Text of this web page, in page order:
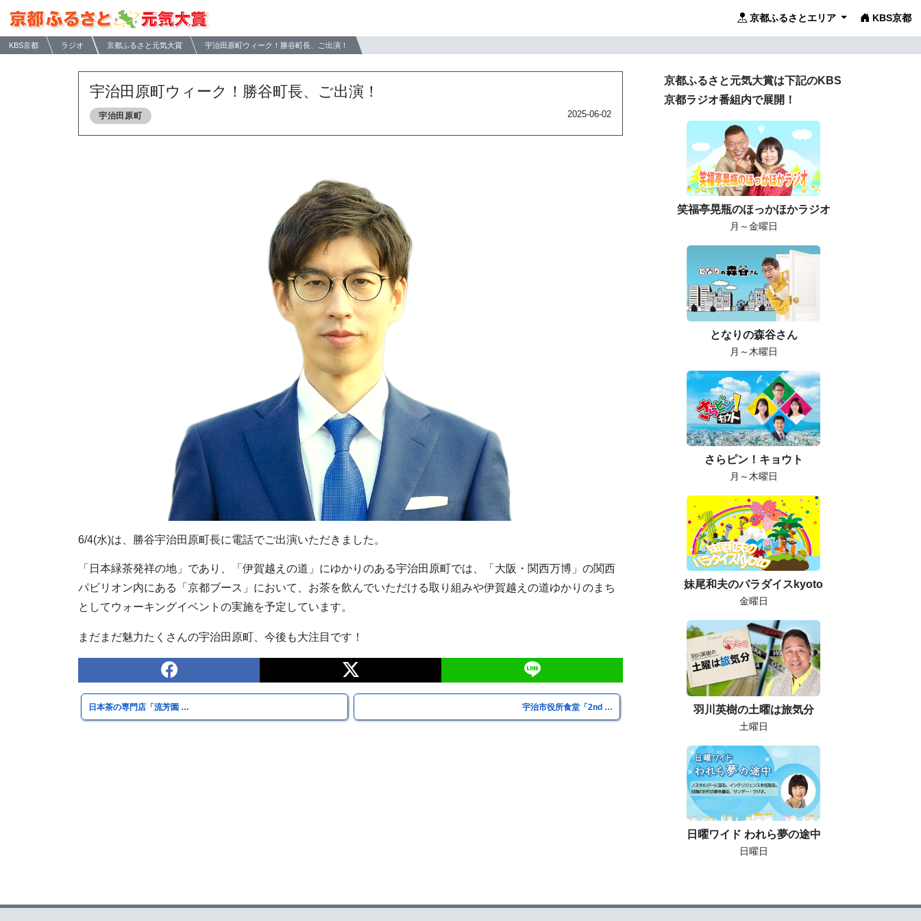
京都ふるさとエリア KBS京都
KBS京都 ラジオ 京都ふるさと元気大賞 宇治田原町ウィーク！勝谷町長、ご出演！
宇治田原町ウィーク！勝谷町長、ご出演！
宇治田原町 2025-06-02
6/4(水)は、勝谷宇治田原町長に電話でご出演いただきました。
「日本緑茶発祥の地」であり、「伊賀越えの道」にゆかりのある宇治田原町では、「大阪・関西万博」の関西
パビリオン内にある「京都ブース」において、お茶を飲んでいただける取り組みや伊賀越えの道ゆかりのまち
としてウォーキングイベントの実施を予定しています。
まだまだ魅力たくさんの宇治田原町、今後も大注目です！
日本茶の専門店「流芳園 … 宇治市役所食堂「2nd …
京都ふるさと元気大賞は下記のKBS
京都ラジオ番組内で展開！
笑福亭晃瓶のほっかほかラジオ
月～金曜日
となりの森谷さん
月～木曜日
さらピン！キョウト
月～木曜日
妹尾和夫のパラダイスkyoto
金曜日
羽川英樹の土曜は旅気分
土曜日
日曜ワイド われら夢の途中
日曜日